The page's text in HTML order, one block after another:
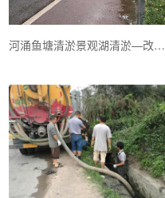
河涌鱼塘清淤景观湖清淤—改善居民生活休闲的美好环境